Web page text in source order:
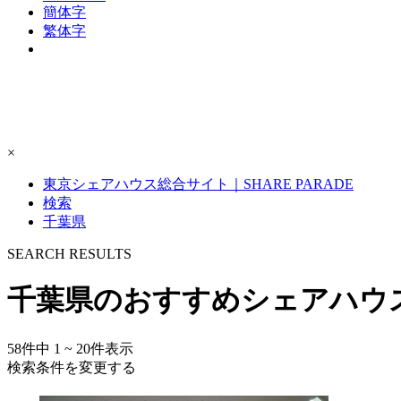
簡体字
繁体字
×
東京シェアハウス総合サイト｜SHARE PARADE
検索
千葉県
SEARCH RESULTS
千葉県のおすすめシェアハウ
58件中 1 ~ 20件表示
検索条件を変更する